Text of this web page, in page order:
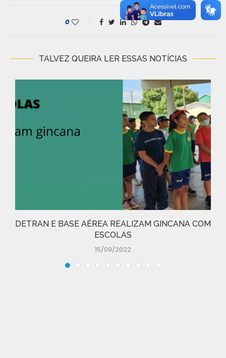
0
TALVEZ QUEIRA LER ESSAS NOTÍCIAS
DETRAN E BASE AÉREA REALIZAM GINCANA COM
ESCOLAS
15/09/2022